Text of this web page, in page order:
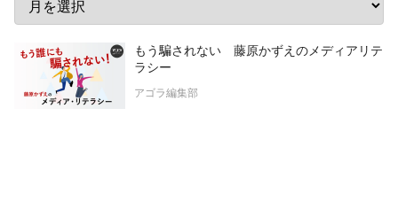
もう騙されない 藤原かずえのメディアリテ
ラシー
アゴラ編集部